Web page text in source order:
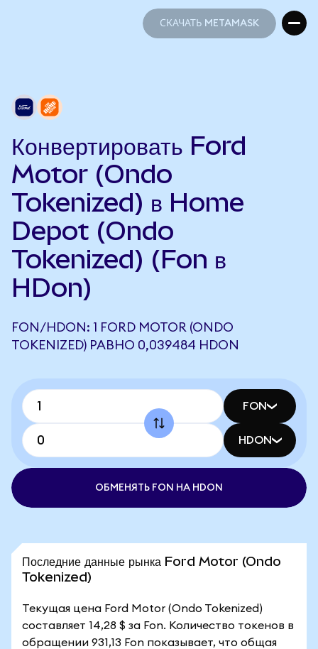
СКАЧАТЬ METAMASK
Конвертировать Ford
Motor (Ondo
Tokenized) в Home
Depot (Ondo
Tokenized) (Fon в
HDon)
FON/HDON: 1 FORD MOTOR (ONDO
TOKENIZED) РАВНО 0,039484 HDON
FON
HDON
ОБМЕНЯТЬ FON НА HDON
Последние данные рынка Ford Motor (Ondo
Tokenized)
Текущая цена Ford Motor (Ondo Tokenized)
составляет 14,28 $ за Fon. Количество токенов в
обращении 931,13 Fon показывает, что общая